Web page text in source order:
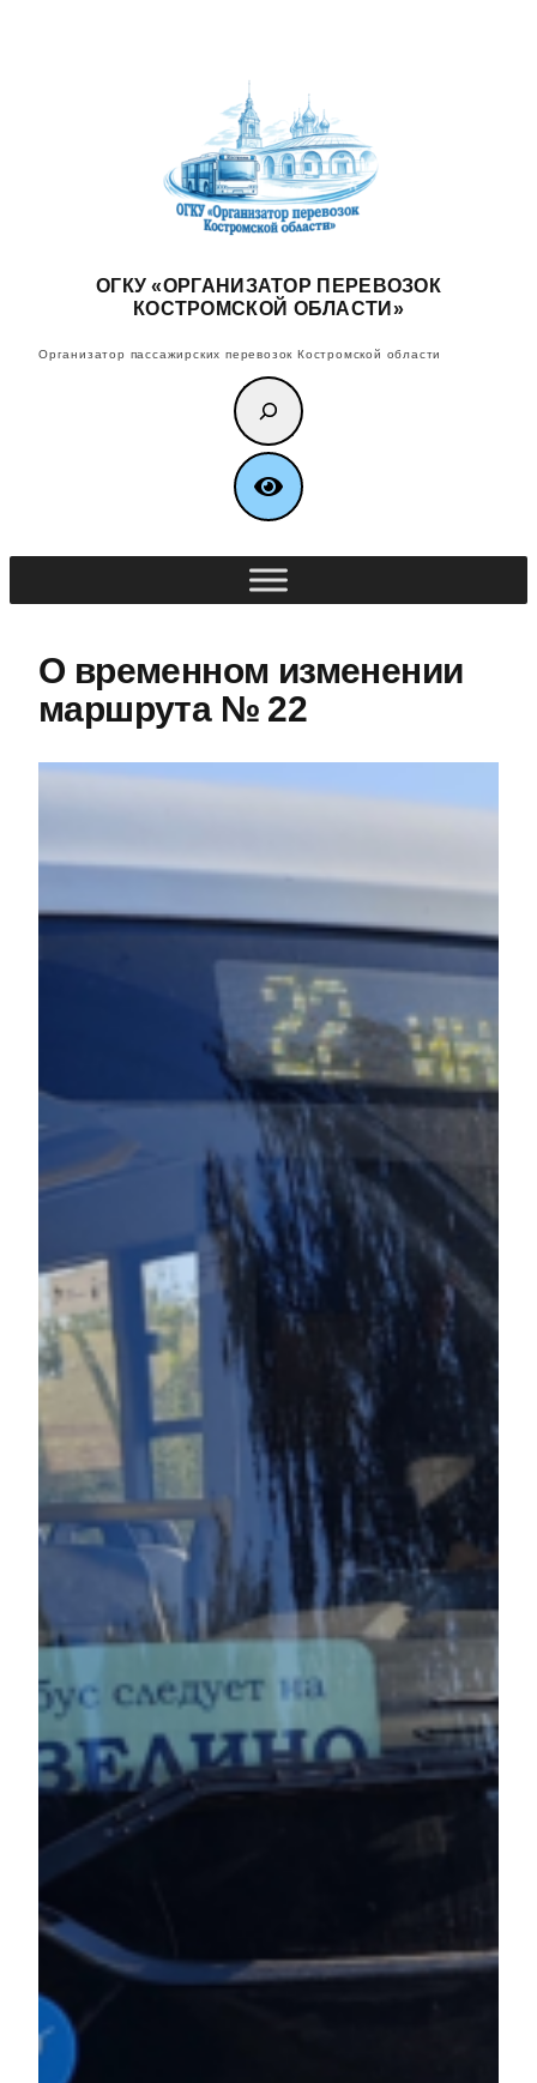
ОГКУ «ОРГАНИЗАТОР ПЕРЕВОЗОК
КОСТРОМСКОЙ ОБЛАСТИ»
Организатор пассажирских перевозок Костромской области
Поиск
О временном изменении
маршрута № 22